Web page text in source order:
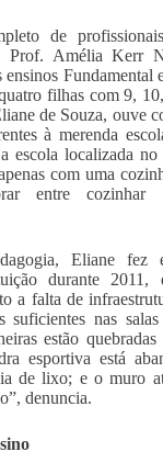
de
Prof. Amélia Kerr
ensinos Fundamental
filhas com 9,
de Souza, ouve
à merenda
escola localizada no
com uma
entre
Eliane fez
durante 2011,
a falta de
suficientes nas
estão
esportiva está
de lixo; e o muro
denuncia.